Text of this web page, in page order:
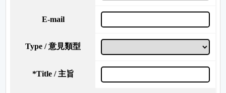
E-mail
Type / 意見類型
*Title / 主旨